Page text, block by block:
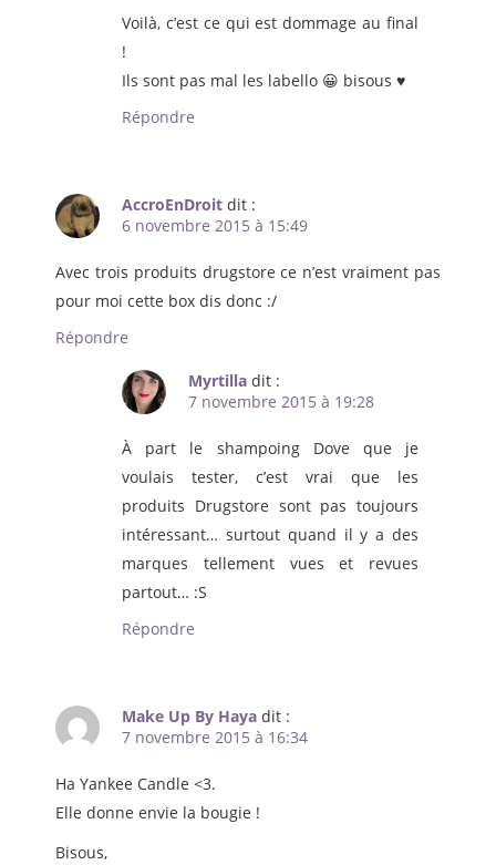
Voilà, c’est ce qui est dommage au final
!
Ils sont pas mal les labello 😀 bisous ♥
Répondre
AccroEnDroit dit :
6 novembre 2015 à 15:49
Avec trois produits drugstore ce n’est vraiment pas
pour moi cette box dis donc :/
Répondre
Myrtilla dit :
7 novembre 2015 à 19:28
À part le shampoing Dove que je
voulais tester, c’est vrai que les
produits Drugstore sont pas toujours
intéressant… surtout quand il y a des
marques tellement vues et revues
partout… :S
Répondre
Make Up By Haya dit :
7 novembre 2015 à 16:34
Ha Yankee Candle <3.
Elle donne envie la bougie !
Bisous,